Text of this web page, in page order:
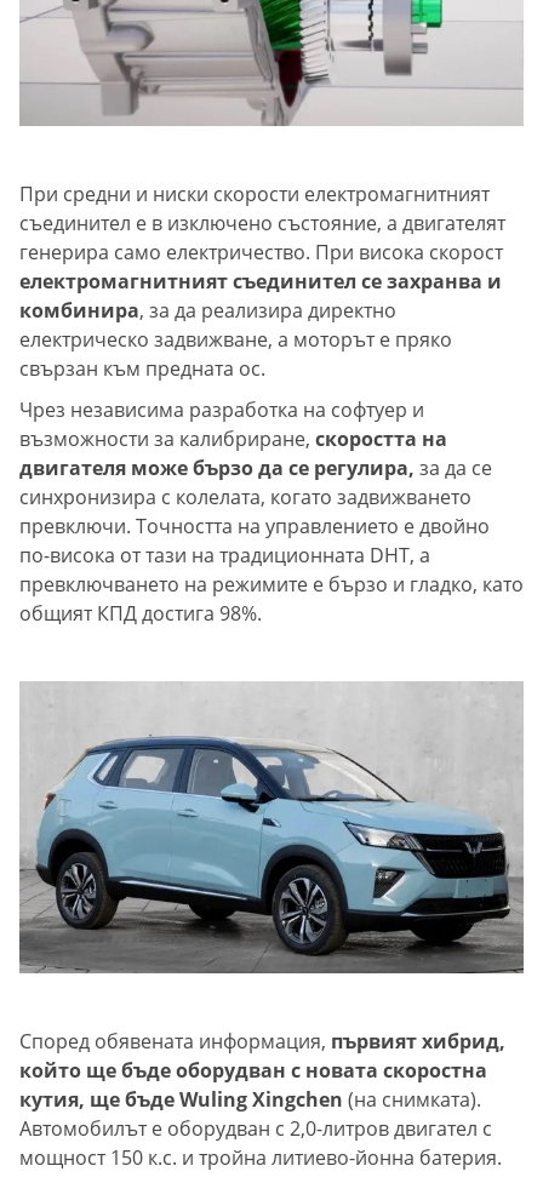
При средни и ниски скорости електромагнитният
съединител е в изключено състояние, а двигателят
генерира само електричество. При висока скорост
електромагнитният съединител се захранва и
комбинира, за да реализира директно
електрическо задвижване, а моторът е пряко
свързан към предната ос.
Чрез независима разработка на софтуер и
възможности за калибриране, скоростта на
двигателя може бързо да се регулира, за да се
синхронизира с колелата, когато задвижването
превключи. Точността на управлението е двойно
по-висока от тази на традиционната DHT, а
превключването на режимите е бързо и гладко, като
общият КПД достига 98%.
Според обявената информация, първият хибрид,
който ще бъде оборудван с новата скоростна
кутия, ще бъде Wuling Xingchen (на снимката).
Автомобилът е оборудван с 2,0-литров двигател с
мощност 150 к.с. и тройна литиево-йонна батерия.